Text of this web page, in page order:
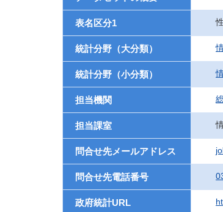
表名区分1
統計分野（大分類）
統計分野（小分類）
担当機関
担当課室
問合せ先メールアドレス
問合せ先電話番号
政府統計URL